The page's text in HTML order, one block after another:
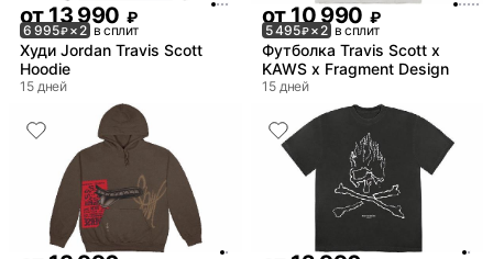
от13 990 ₽
6 995₽× 2 в сплит
Худи Jordan Travis Scott
Hoodie
15 дней
от10 990 ₽
5 495₽× 2 в сплит
Футболка Travis Scott x
KAWS x Fragment Design
15 дней